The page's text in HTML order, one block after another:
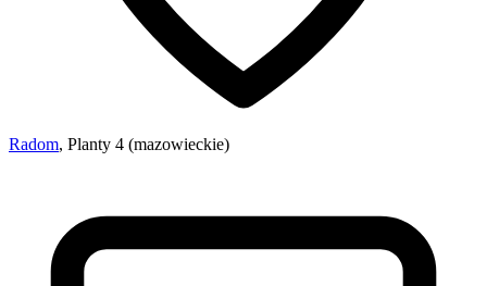
Radom, Planty 4 (mazowieckie)